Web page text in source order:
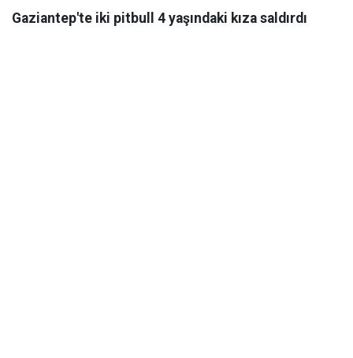
Gaziantep'te iki pitbull 4 yaşındaki kıza saldırdı